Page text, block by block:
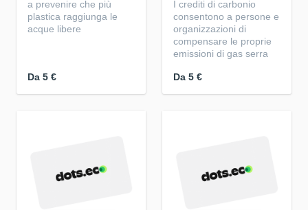
a prevenire che più
plastica raggiunga le
acque libere
Da 5 €
I crediti di carbonio
consentono a persone e
organizzazioni di
compensare le proprie
emissioni di gas serra
Da 5 €